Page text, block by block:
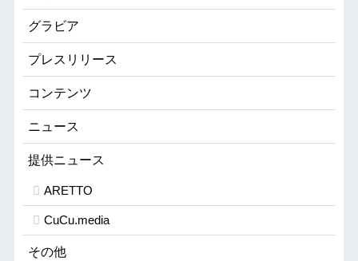
グラビア
プレスリリース
コンテンツ
ニュース
提供ニュース
ARETTO
CuCu.media
その他